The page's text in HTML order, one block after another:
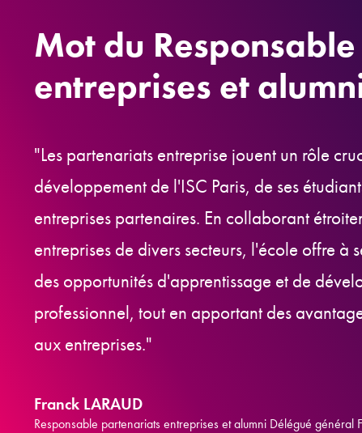
Mot du
entreprises et
"Les partenariats entreprise jouent un rôle
développement de l'ISC Paris, de ses
entreprises partenaires. En collaborant
entreprises de divers secteurs, l'école offre à
des opportunités d'apprentissage et de
professionnel, tout en apportant des
aux entreprises."
Franck LARAUD
Responsable partenariats entreprises et alumni Délégué général